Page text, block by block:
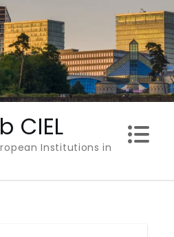
CIEL
Institutions in